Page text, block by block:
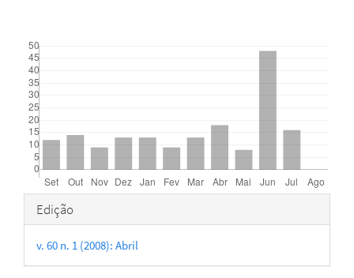
Detalhes
do
artigo
Edição
v. 60 n. 1 (2008): Abril